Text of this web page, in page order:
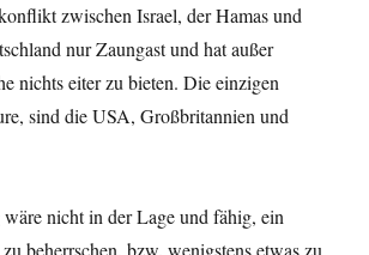
zwischen Israel, der Hamas und
nur Zaungast und hat außer
nichts eiter zu bieten. Die einzigen
sind die USA, Großbritannien und
nicht in der Lage und fähig, ein
beherrschen, bzw. wenigstens etwas zu